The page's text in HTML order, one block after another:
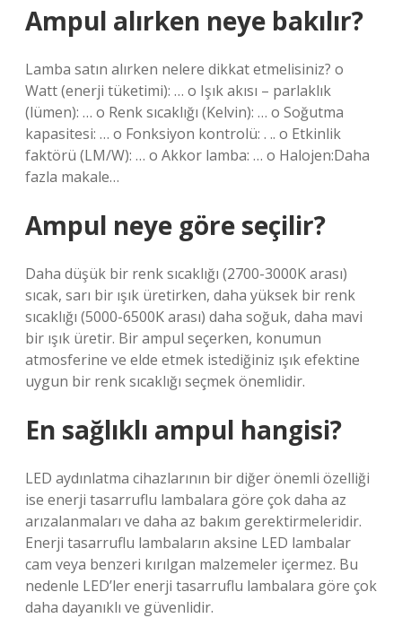
Ampul alırken neye bakılır?
Lamba satın alırken nelere dikkat etmelisiniz? o
Watt (enerji tüketimi): … o Işık akısı – parlaklık
(lümen): … o Renk sıcaklığı (Kelvin): … o Soğutma
kapasitesi: … o Fonksiyon kontrolü: . .. o Etkinlik
faktörü (LM/W): … o Akkor lamba: … o Halojen:Daha
fazla makale…
Ampul neye göre seçilir?
Daha düşük bir renk sıcaklığı (2700-3000K arası)
sıcak, sarı bir ışık üretirken, daha yüksek bir renk
sıcaklığı (5000-6500K arası) daha soğuk, daha mavi
bir ışık üretir. Bir ampul seçerken, konumun
atmosferine ve elde etmek istediğiniz ışık efektine
uygun bir renk sıcaklığı seçmek önemlidir.
En sağlıklı ampul hangisi?
LED aydınlatma cihazlarının bir diğer önemli özelliği
ise enerji tasarruflu lambalara göre çok daha az
arızalanmaları ve daha az bakım gerektirmeleridir.
Enerji tasarruflu lambaların aksine LED lambalar
cam veya benzeri kırılgan malzemeler içermez. Bu
nedenle LED’ler enerji tasarruflu lambalara göre çok
daha dayanıklı ve güvenlidir.